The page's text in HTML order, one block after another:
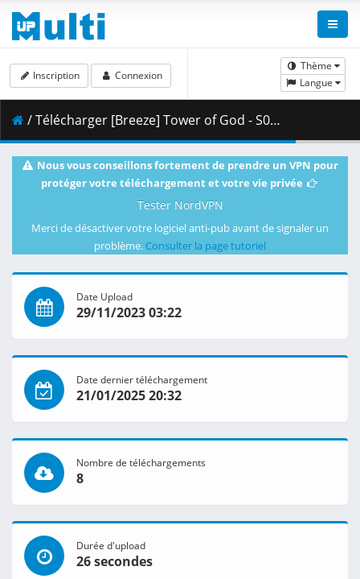
Thème
Langue
Inscription Connexion
/ Télécharger [Breeze] Tower of God - S01E07 [1080p BD AV1][dual audio].mkv.002 ( 262.93 MB )
Nous vous conseillons fortement de prendre un VPN pour
protéger votre téléchargement et votre vie privée
Tester NordVPN
Merci de désactiver votre logiciel anti-pub avant de signaler un
problème. Consulter la page tutoriel
Date Upload
29/11/2023 03:22
Date dernier téléchargement
21/01/2025 20:32
Nombre de téléchargements
8
Durée d'upload
26 secondes